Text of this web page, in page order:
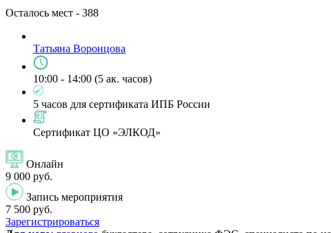
Осталось мест - 388
Татьяна Воронцова
10:00 - 14:00 (5 ак. часов)
5 часов для сертификата ИПБ России
Сертификат ЦО «ЭЛКОД»
Онлайн
9 000 руб.
Запись мероприятия
7 500 руб.
Зарегистрироваться